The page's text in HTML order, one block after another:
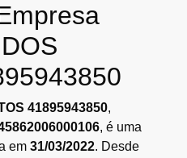
41895943850,
, é uma
em 31/03/2022. Desde